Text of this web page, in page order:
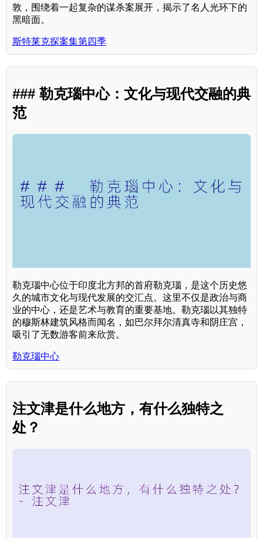
敦，围绕着一起复杂的谋杀案展开，揭示了名人光环下的
黑暗面。
斯特莱克探案集第四季
### 勒克瑙中心：文化与现代交融的典
范
勒克瑙中心位于印度北方邦的首府勒克瑙，是这个历史悠
久的城市文化与现代发展的交汇点。这里不仅是政治与商
业的中心，还是艺术与教育的重要基地。勒克瑙以其独特
的穆斯林建筑风格而闻名，如巴尔拜尔清真寺和阴庄宫，
吸引了无数游客前来欣赏。
勒克瑙中心
注文津是什么地方，有什么独特之
处？